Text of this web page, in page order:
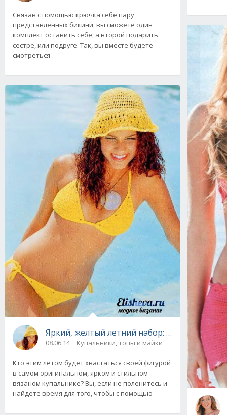
Связав с помощью крючка себе пару
представленных бикини, вы сможете один
комплект оставить себе, а второй подарить
сестре, или подруге. Так, вы вместе будете
смотреться
Яркий, желтый летний набор: купальник
08.06.14 Купальники, топы и майки
Кто этим летом будет хвастаться своей фигурой
в самом оригинальном, ярком и стильном
вязаном купальнике? Вы, если не поленитесь и
найдете время для того, чтобы с помощью